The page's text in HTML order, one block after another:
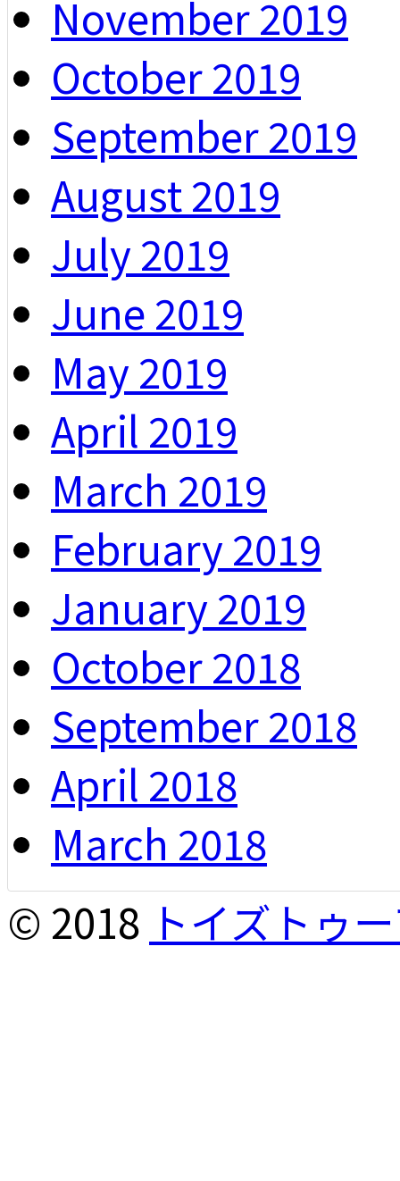
November 2019
October 2019
September 2019
August 2019
July 2019
June 2019
May 2019
April 2019
March 2019
February 2019
January 2019
October 2018
September 2018
April 2018
March 2018
© 2018 トイズトゥ